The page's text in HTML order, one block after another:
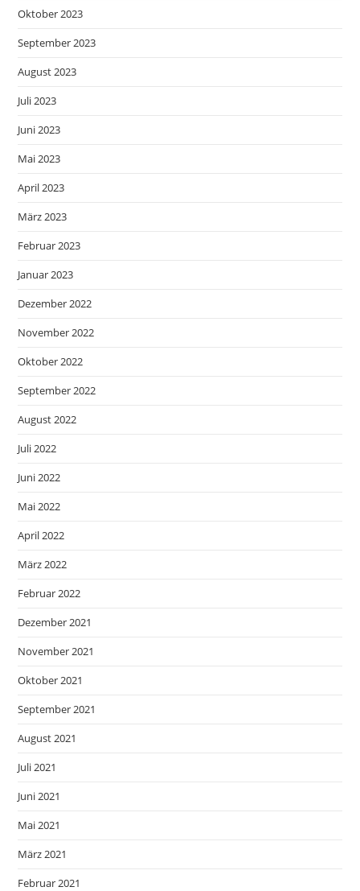
Oktober 2023
September 2023
August 2023
Juli 2023
Juni 2023
Mai 2023
April 2023
März 2023
Februar 2023
Januar 2023
Dezember 2022
November 2022
Oktober 2022
September 2022
August 2022
Juli 2022
Juni 2022
Mai 2022
April 2022
März 2022
Februar 2022
Dezember 2021
November 2021
Oktober 2021
September 2021
August 2021
Juli 2021
Juni 2021
Mai 2021
März 2021
Februar 2021